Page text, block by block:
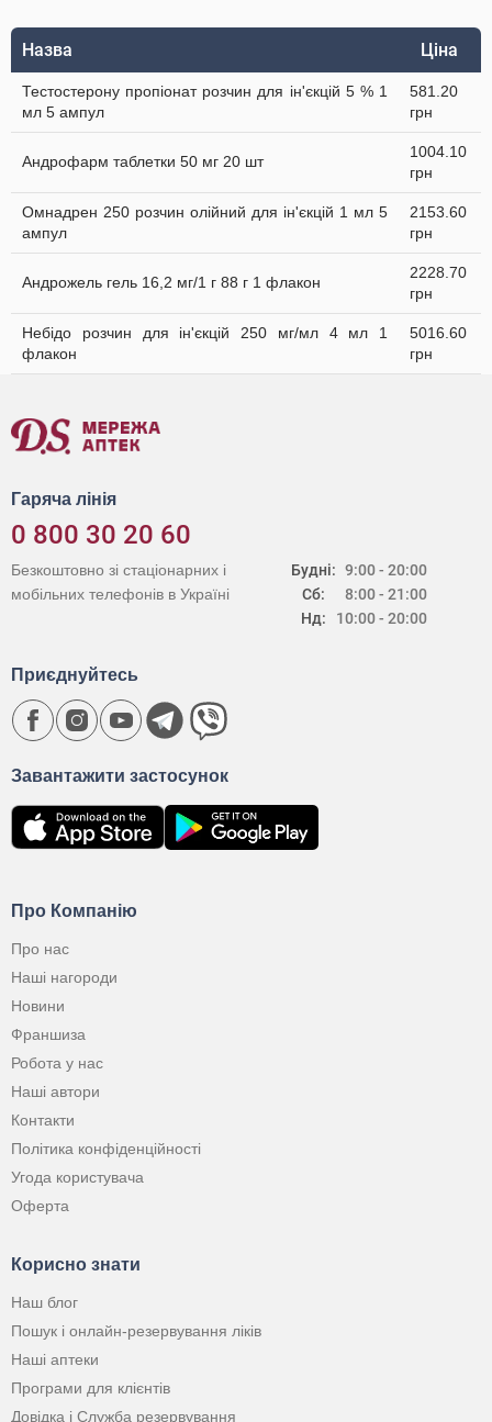
Назва Ціна
Тестостерону пропіонат розчин для ін'єкцій 5 % 1
мл 5 ампул
581.20
грн
Андрофарм таблетки 50 мг 20 шт
1004.10
грн
Омнадрен 250 розчин олійний для ін'єкцій 1 мл 5
ампул
2153.60
грн
Андрожель гель 16,2 мг/1 г 88 г 1 флакон
2228.70
грн
Небідо розчин для ін'єкцій 250 мг/мл 4 мл 1
флакон
5016.60
грн
Гаряча лінія
0 800 30 20 60
Будні:
Сб:
Нд:
9:00 - 20:00
8:00 - 21:00
10:00 - 20:00
Безкоштовно зі стаціонарних і
мобільних телефонів в Україні
Про Компанію
Про нас
Наші нагороди
Новини
Франшиза
Робота у нас
Наші автори
Контакти
Політика конфіденційності
Угода користувача
Оферта
Корисно знати
Наш блог
Пошук і онлайн-резервування ліків
Наші аптеки
Програми для клієнтів
Довідка і Служба резервування
Завантажити застосунок
Приєднуйтесь